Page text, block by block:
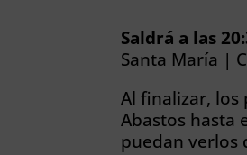
Saldrá a las
Santa María |
Al finalizar, los
Abastos hasta
puedan verlos